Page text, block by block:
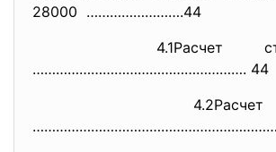
28000 …………………….44
4.1Расчет
………………………………………………. 44
4.2Расчет